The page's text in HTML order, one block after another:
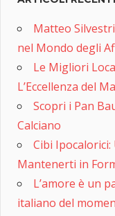
Matteo
nel Mondo degli
Le Migliori
L’Eccellenza del
Scopri i Pan
Calciano
Cibi Ipocalorici:
Mantenerti in
L’amore è un
italiano del